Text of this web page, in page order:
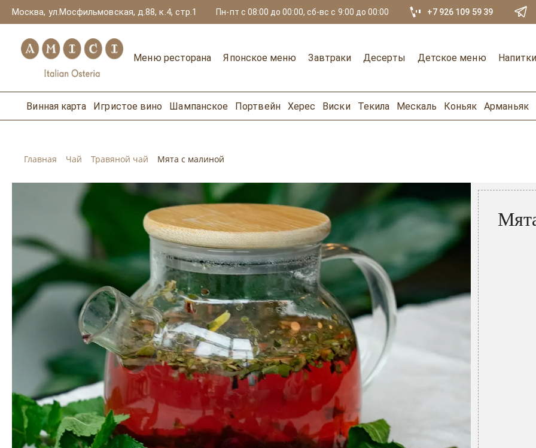
Москва, ул.Мосфильмовская, д.88, к.4, стр.1 Пн-пт с 08:00 до 00:00, сб-вс с 9:00 до 00:00 +7 926 109 59 39
Меню ресторана Японское меню Завтраки Десерты Детское меню Напитки
Винная карта Игристое вино Шампанское Портвейн Херес Виски Текила Мескаль Коньяк Арманьяк
Главная Чай Травяной чай Мята с малиной